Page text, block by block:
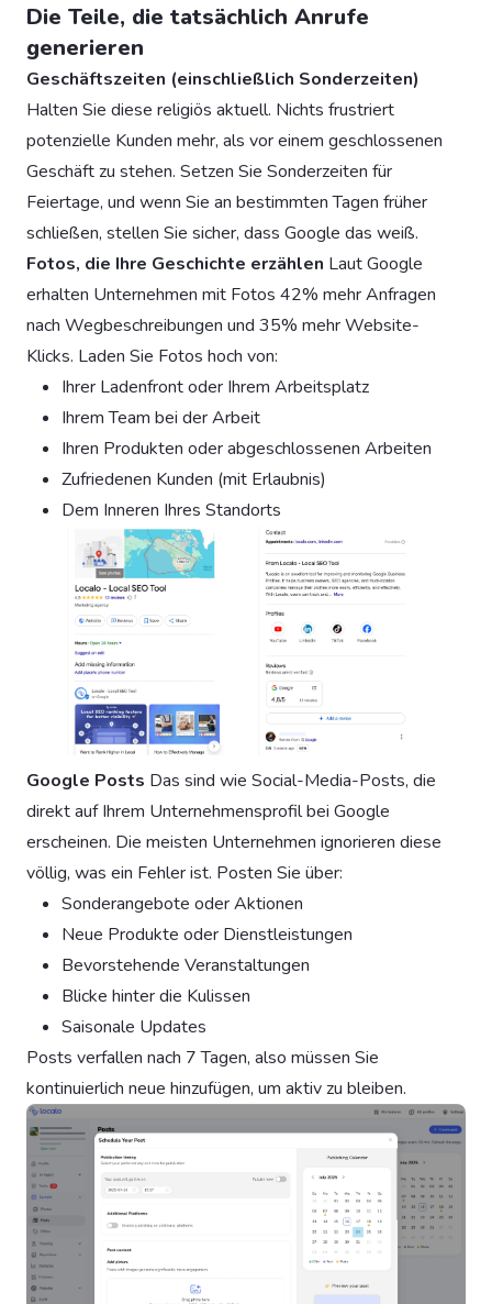
Die Teile, die tatsächlich Anrufe
generieren
Geschäftszeiten (einschließlich Sonderzeiten)
Halten Sie diese religiös aktuell. Nichts frustriert
potenzielle Kunden mehr, als vor einem geschlossenen
Geschäft zu stehen. Setzen Sie Sonderzeiten für
Feiertage, und wenn Sie an bestimmten Tagen früher
schließen, stellen Sie sicher, dass Google das weiß.
Fotos, die Ihre Geschichte erzählen Laut Google
erhalten Unternehmen mit Fotos 42% mehr Anfragen
nach Wegbeschreibungen und 35% mehr Website-
Klicks. Laden Sie Fotos hoch von:
Ihrer Ladenfront oder Ihrem Arbeitsplatz
Ihrem Team bei der Arbeit
Ihren Produkten oder abgeschlossenen Arbeiten
Zufriedenen Kunden (mit Erlaubnis)
Dem Inneren Ihres Standorts
Google Posts Das sind wie Social-Media-Posts, die
direkt auf Ihrem Unternehmensprofil bei Google
erscheinen. Die meisten Unternehmen ignorieren diese
völlig, was ein Fehler ist. Posten Sie über:
Sonderangebote oder Aktionen
Neue Produkte oder Dienstleistungen
Bevorstehende Veranstaltungen
Blicke hinter die Kulissen
Saisonale Updates
Posts verfallen nach 7 Tagen, also müssen Sie
kontinuierlich neue hinzufügen, um aktiv zu bleiben.